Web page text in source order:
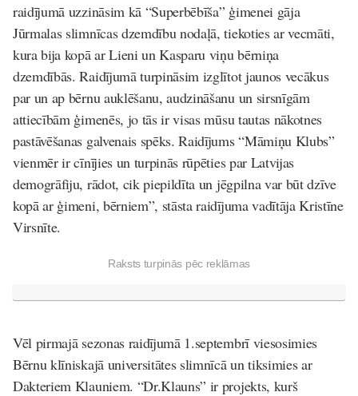
raidījumā uzzināsim kā “Superbēbīša” ģimenei gāja
Jūrmalas slimnīcas dzemdību nodaļā, tiekoties ar vecmāti,
kura bija kopā ar Lieni un Kasparu viņu bērniņa
dzemdībās. Raidījumā turpināsim izglītot jaunos vecākus
par un ap bērnu auklēšanu, audzināšanu un sirsnīgām
attiecībām ģimenēs, jo tās ir visas mūsu tautas nākotnes
pastāvēšanas galvenais spēks. Raidījums “Māmiņu Klubs”
vienmēr ir cīnījies un turpinās rūpēties par Latvijas
demogrāfiju, rādot, cik piepildīta un jēgpilna var būt dzīve
kopā ar ģimeni, bērniem”, stāsta raidījuma vadītāja Kristīne
Virsnīte.
Raksts turpinās pēc reklāmas
Vēl pirmajā sezonas raidījumā 1.septembrī viesosimies
Bērnu klīniskajā universitātes slimnīcā un tiksimies ar
Dakteriem Klauniem. “Dr.Klauns” ir projekts, kurš